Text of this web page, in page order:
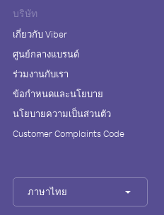
บริษัท
เกี่ยวกับ Viber
ศูนย์กลางแบรนด์
ร่วมงานกับเรา
ข้อกำหนดและนโยบาย
นโยบายความเป็นส่วนตัว
Customer Complaints Code
ภาษาไทย